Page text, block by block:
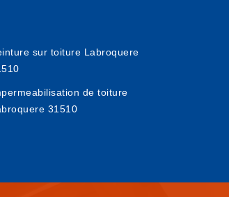
sur toiture Labroquere
de toiture
31510